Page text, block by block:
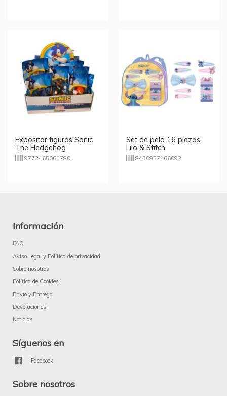
Expositor figuras Sonic
The Hedgehog
9772465061780
Set de pelo 16 piezas
Lilo & Stitch
8430957166092
Información
FAQ
Aviso Legal y Política de privacidad
Sobre nosotros
Política de Cookies
Envío y Entrega
Devoluciones
Noticias
Síguenos en
Facebook
Sobre nosotros